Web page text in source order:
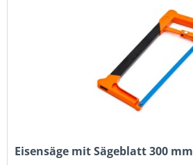
Eisensäge mit Sägeblatt 300 mm